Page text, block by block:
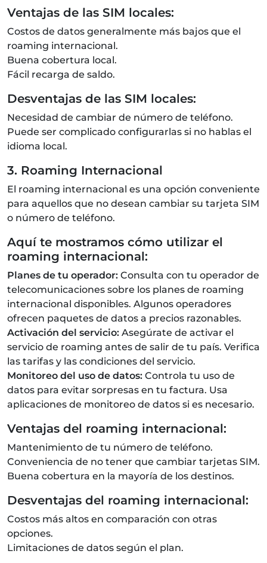
Ventajas de las SIM locales:
Costos de datos generalmente más bajos que el
roaming internacional.
Buena cobertura local.
Fácil recarga de saldo.
Desventajas de las SIM locales:
Necesidad de cambiar de número de teléfono.
Puede ser complicado configurarlas si no hablas el
idioma local.
3. Roaming Internacional
El roaming internacional es una opción conveniente
para aquellos que no desean cambiar su tarjeta SIM
o número de teléfono.
Aquí te mostramos cómo utilizar el
roaming internacional:
Planes de tu operador: Consulta con tu operador de
telecomunicaciones sobre los planes de roaming
internacional disponibles. Algunos operadores
ofrecen paquetes de datos a precios razonables.
Activación del servicio: Asegúrate de activar el
servicio de roaming antes de salir de tu país. Verifica
las tarifas y las condiciones del servicio.
Monitoreo del uso de datos: Controla tu uso de
datos para evitar sorpresas en tu factura. Usa
aplicaciones de monitoreo de datos si es necesario.
Ventajas del roaming internacional:
Mantenimiento de tu número de teléfono.
Conveniencia de no tener que cambiar tarjetas SIM.
Buena cobertura en la mayoría de los destinos.
Desventajas del roaming internacional:
Costos más altos en comparación con otras
opciones.
Limitaciones de datos según el plan.